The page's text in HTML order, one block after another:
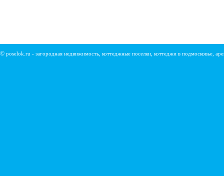
© poselok.ru - загородная недвижимость, коттеджные поселки, коттеджи в подмосковье,